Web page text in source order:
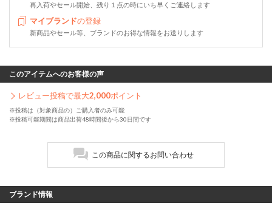
再入荷やセール開始、残り１点の時にいち早くご連絡します
マイブランドの登録
新商品やセール等、ブランドのお得な情報をお送りします
このアイテムへのお客様の声
レビュー投稿で最大2,000ポイント
※投稿は（対象商品の）ご購入者のみ可能
※投稿可能期間は商品出荷48時間後から30日間です
この商品に関するお問い合わせ
ブランド情報